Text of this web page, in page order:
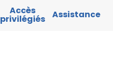
Accès
privilégiés Assistance